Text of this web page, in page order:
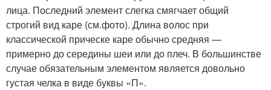
лица. Последний элемент слегка смягчает общий
строгий вид каре (см.фото). Длина волос при
классической прическе каре обычно средняя —
примерно до середины шеи или до плеч. В большинстве
случае обязательным элементом является довольно
густая челка в виде буквы «П».